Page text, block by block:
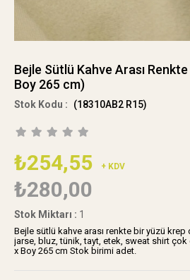
Bejle Sütlü Kahve Arası
Boy 265 cm)
(18310AB2 R15)
₺254,55 + KDV
₺280,00
Stok Miktarı : 1
Bejle sütlü kahve arası renkte bir yüzü
jarse, bluz, tünik, tayt, etek, sweat shirt çok
x Boy 265 cm Stok birimi adet.